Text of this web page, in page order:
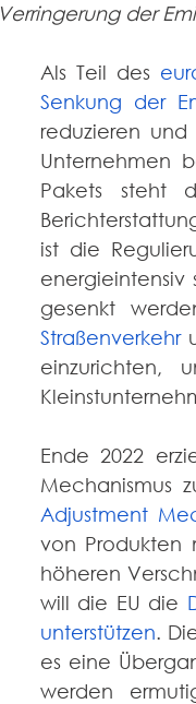
Verringerung der
Als Teil des
Senkung der
reduzieren
Unternehmen
Pakets steht
ist die
energieintensiv
Straßenverkehr
einzurichten,
Ende 2022
Mechanismus
Adjustment
von Produkten
höheren
will die EU die
unterstützen.
es eine
werden